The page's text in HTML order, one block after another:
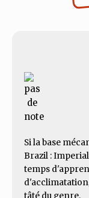
Si la base
Brazil :
temps
tâté du genre.